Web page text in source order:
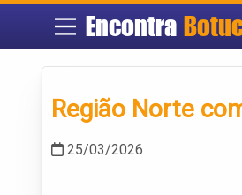
Encontra
Região Norte
25/03/2026